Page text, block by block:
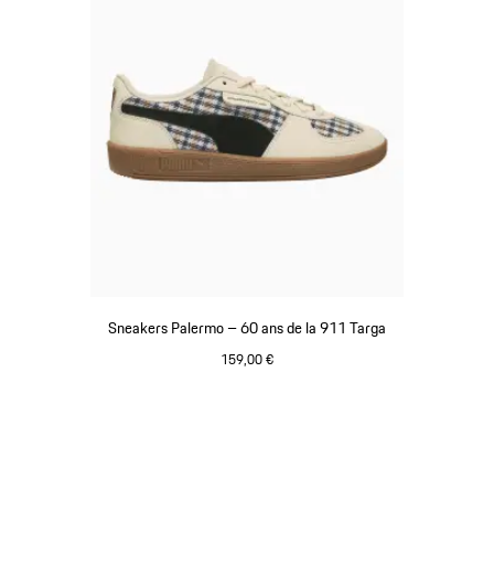
Sneakers Palermo – 60 ans de la 911 Targa
159,00 €